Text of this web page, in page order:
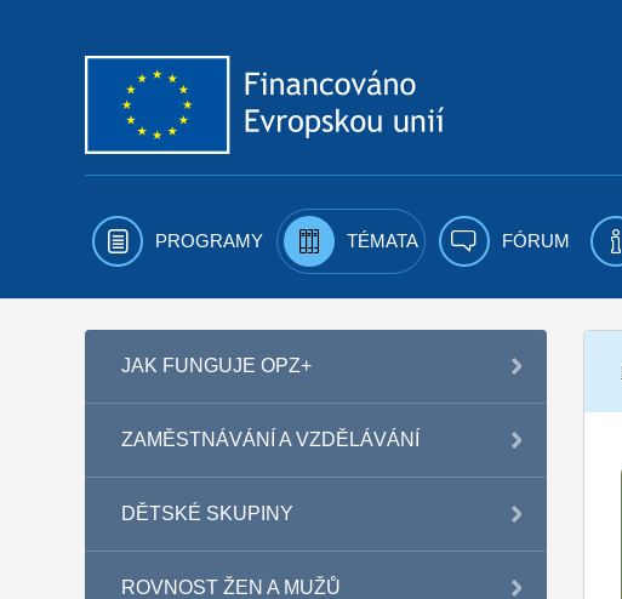
PROGRAMY TÉMATA FÓRUM
JAK FUNGUJE OPZ+
ZAMĚSTNÁVÁNÍ A VZDĚLÁVÁNÍ
DĚTSKÉ SKUPINY
ROVNOST ŽEN A MUŽŮ